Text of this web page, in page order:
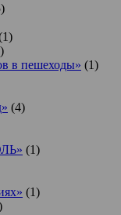
в пешеходы» (1)
(4)
(1)
(1)